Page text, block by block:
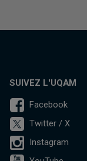
SUIVEZ L'UQAM
Facebook
Twitter / X
Instagram